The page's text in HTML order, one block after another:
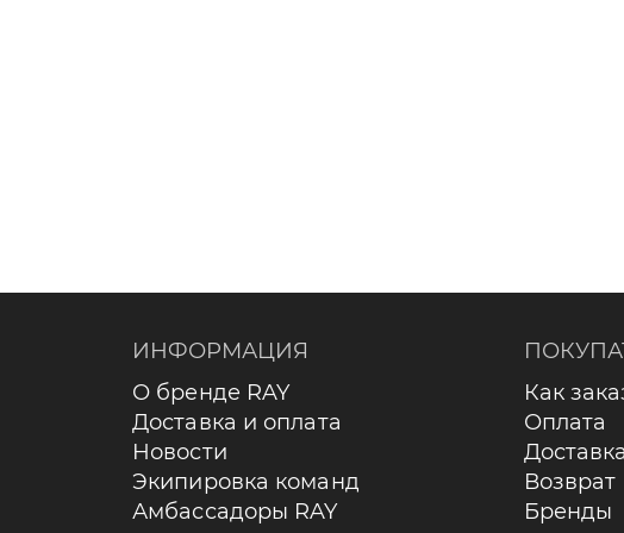
ИНФОРМАЦИЯ
О бренде RAY
Доставка и оплата
Новости
Экипировка команд
Амбассадоры RAY
Как
Оплата
Доставка
Возврат
Бренды